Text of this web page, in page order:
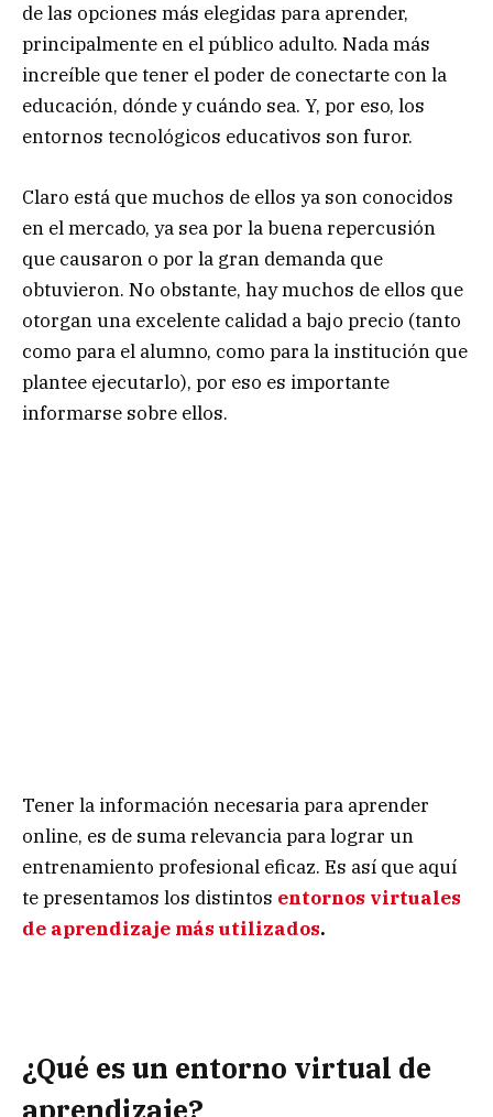
de las opciones más elegidas para aprender,
principalmente en el público adulto. Nada más
increíble que tener el poder de conectarte con la
educación, dónde y cuándo sea. Y, por eso, los
entornos tecnológicos educativos son furor.
Claro está que muchos de ellos ya son conocidos
en el mercado, ya sea por la buena repercusión
que causaron o por la gran demanda que
obtuvieron. No obstante, hay muchos de ellos que
otorgan una excelente calidad a bajo precio (tanto
como para el alumno, como para la institución que
plantee ejecutarlo), por eso es importante
informarse sobre ellos.
Tener la información necesaria para aprender
online, es de suma relevancia para lograr un
entrenamiento profesional eficaz. Es así que aquí
te presentamos los distintos entornos virtuales
de aprendizaje más utilizados.
¿Qué es un entorno virtual de